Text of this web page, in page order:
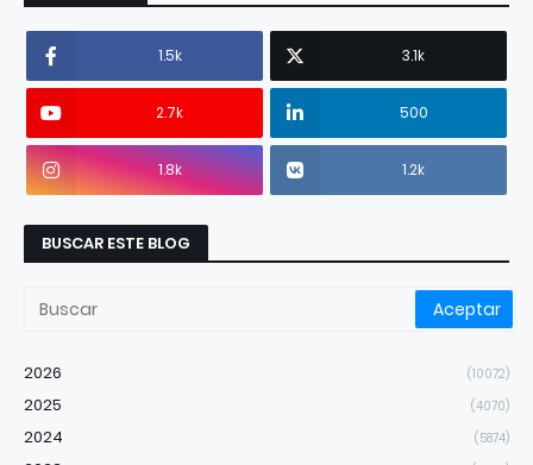
1.5k 3.1k
2.7k 500
1.8k 1.2k
BUSCAR ESTE BLOG
2026 (10072)
2025 (4070)
2024 (5874)